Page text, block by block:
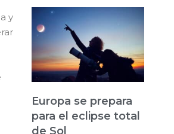
y
Europa se prepara
para el eclipse total
de Sol